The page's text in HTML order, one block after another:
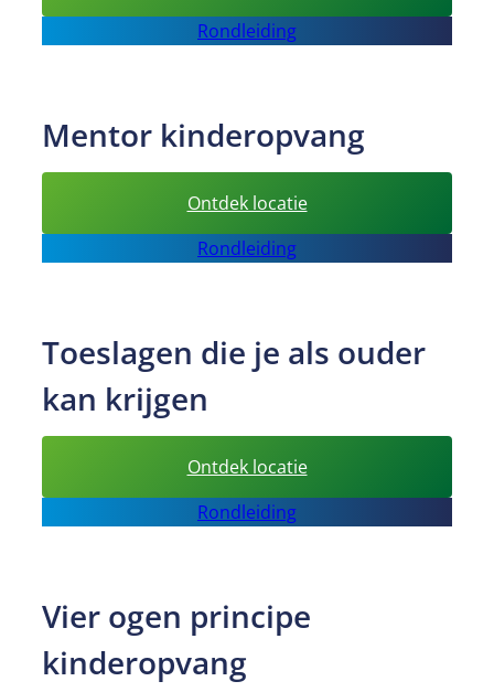
Kinderopvang
toeslag
Rondleiding
Mentor kinderopvang
Ontdek locatie:
Mentor
kinderopvang
Rondleiding
Toeslagen die je als ouder
kan krijgen
Ontdek locatie:
Toeslagen
die
ouder
Rondleiding
Vier ogen principe
kinderopvang